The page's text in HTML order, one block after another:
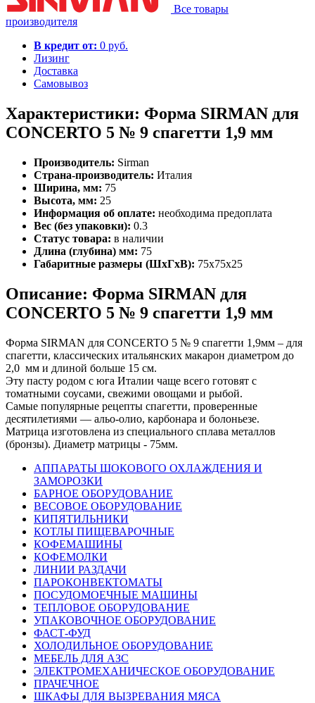
Все товары
производителя
В кредит от: 0 руб.
Лизинг
Доставка
Самовывоз
Характеристики: Форма SIRMAN для
CONCERTO 5 № 9 спагетти 1,9 мм
Производитель: Sirman
Страна-производитель: Италия
Ширина, мм: 75
Высота, мм: 25
Информация об оплате: необходима предоплата
Вес (без упаковки): 0.3
Статус товара: в наличии
Длина (глубина) мм: 75
Габаритные размеры (ШхГхВ): 75x75x25
Описание: Форма SIRMAN для
CONCERTO 5 № 9 спагетти 1,9 мм
Форма SIRMAN для CONCERTO 5 № 9 спагетти 1,9мм – для
спагетти, классических итальянских макарон диаметром до
2,0 мм и длиной больше 15 см.
Эту пасту родом с юга Италии чаще всего готовят с
томатными соусами, свежими овощами и рыбой.
Самые популярные рецепты спагетти, проверенные
десятилетиями — альо-олио, карбонара и болоньезе.
Матрица изготовлена из специального сплава металлов
(бронзы). Диаметр матрицы - 75мм.
АППАРАТЫ ШОКОВОГО ОХЛАЖДЕНИЯ И
ЗАМОРОЗКИ
БАРНОЕ ОБОРУДОВАНИЕ
ВЕСОВОЕ ОБОРУДОВАНИЕ
КИПЯТИЛЬНИКИ
КОТЛЫ ПИЩЕВАРОЧНЫЕ
КОФЕМАШИНЫ
КОФЕМОЛКИ
ЛИНИИ РАЗДАЧИ
ПАРОКОНВЕКТОМАТЫ
ПОСУДОМОЕЧНЫЕ МАШИНЫ
ТЕПЛОВОЕ ОБОРУДОВАНИЕ
УПАКОВОЧНОЕ ОБОРУДОВАНИЕ
ФАСТ-ФУД
ХОЛОДИЛЬНОЕ ОБОРУДОВАНИЕ
МЕБЕЛЬ ДЛЯ АЗС
ЭЛЕКТРОМЕХАНИЧЕСКОЕ ОБОРУДОВАНИЕ
ПРАЧЕЧНОЕ
ШКАФЫ ДЛЯ ВЫЗРЕВАНИЯ МЯСА